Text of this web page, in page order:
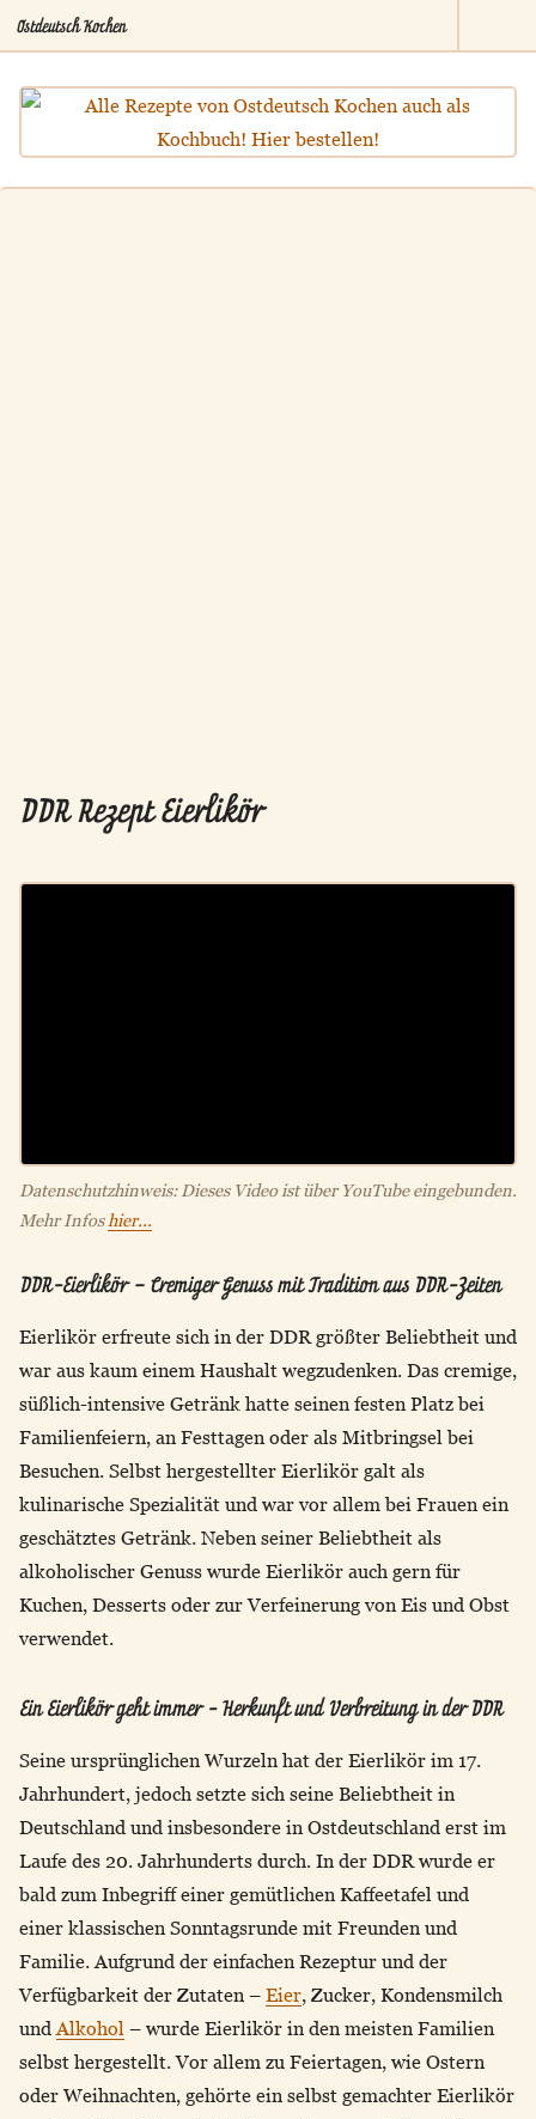
Ostdeutsch Kochen
DDR Rezept Eierlikör
Datenschutzhinweis: Dieses Video ist über YouTube eingebunden.
Mehr Infoshier...
DDR-Eierlikör – Cremiger Genuss mit Tradition aus DDR-Zeiten
Eierlikör erfreute sich in der DDR größter Beliebtheit und
war aus kaum einem Haushalt wegzudenken. Das cremige,
süßlich-intensive Getränk hatte seinen festen Platz bei
Familienfeiern, an Festtagen oder als Mitbringsel bei
Besuchen. Selbst hergestellter Eierlikör galt als
kulinarische Spezialität und war vor allem bei Frauen ein
geschätztes Getränk. Neben seiner Beliebtheit als
alkoholischer Genuss wurde Eierlikör auch gern für
Kuchen, Desserts oder zur Verfeinerung von Eis und Obst
verwendet.
Ein Eierlikör geht immer - Herkunft und Verbreitung in der DDR
Seine ursprünglichen Wurzeln hat der Eierlikör im 17.
Jahrhundert, jedoch setzte sich seine Beliebtheit in
Deutschland und insbesondere in Ostdeutschland erst im
Laufe des 20. Jahrhunderts durch. In der DDR wurde er
bald zum Inbegriff einer gemütlichen Kaffeetafel und
einer klassischen Sonntagsrunde mit Freunden und
Familie. Aufgrund der einfachen Rezeptur und der
Verfügbarkeit der Zutaten – Eier, Zucker, Kondensmilch
und Alkohol – wurde Eierlikör in den meisten Familien
selbst hergestellt. Vor allem zu Feiertagen, wie Ostern
oder Weihnachten, gehörte ein selbst gemachter Eierlikör